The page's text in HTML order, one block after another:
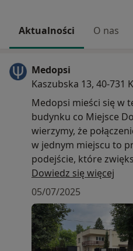
Aktualności O nas
Medopsi
Kaszubska 13, 40-731
Medopsi mieści się w
budynku co Miejsce
wierzymy, że
w jednym miejscu to
podejście, które
leczenia. Wspólna
lepszej ciągłości opieki
Zaparkuj na terenie
Poczekalnia znajduje
po prawej. Gabinet
Dowiedz się więcej
05/07/2025